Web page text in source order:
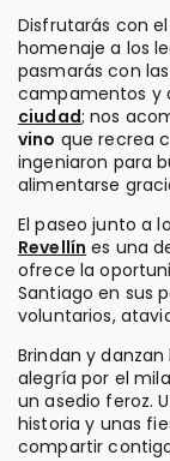
Disfrutarás con
homenaje a los
pasmarás con
campamentos y
ciudad; nos
vino que recrea
ingeniaron para
alimentarse
El paseo junto a
Revellín es una
ofrece la
Santiago en sus
voluntarios,
Brindan y
alegría por el
un asedio feroz.
historia y unas
compartir